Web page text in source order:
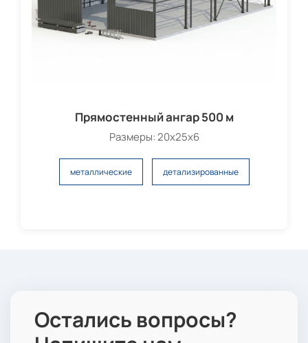
Прямостенный ангар 500 м
Размеры: 20x25x6
металлические детализированные
Остались вопросы?